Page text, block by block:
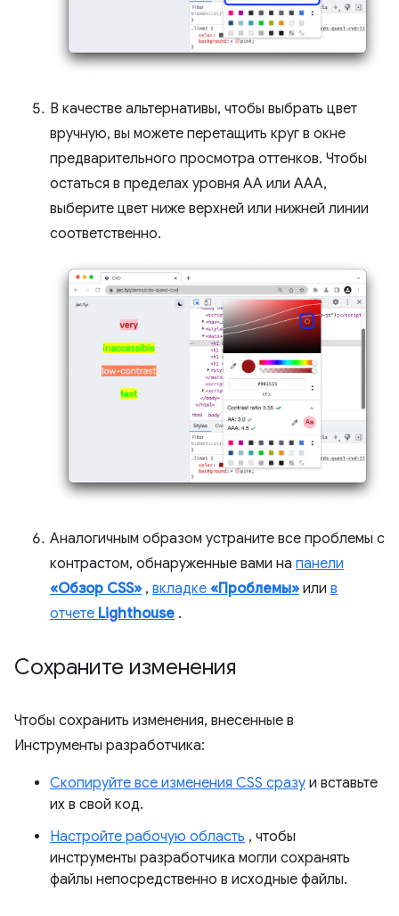
В качестве альтернативы, чтобы выбрать цвет
вручную, вы можете перетащить круг в окне
предварительного просмотра оттенков. Чтобы
остаться в пределах уровня AA или AAA,
выберите цвет ниже верхней или нижней линии
соответственно.
Аналогичным образом устраните все проблемы с
контрастом, обнаруженные вами на панели
«Обзор CSS» , вкладке «Проблемы» или в
отчете Lighthouse .
Сохраните изменения
Чтобы сохранить изменения, внесенные в
Инструменты разработчика:
Скопируйте все изменения CSS сразу и вставьте
их в свой код.
Настройте рабочую область , чтобы
инструменты разработчика могли сохранять
файлы непосредственно в исходные файлы.